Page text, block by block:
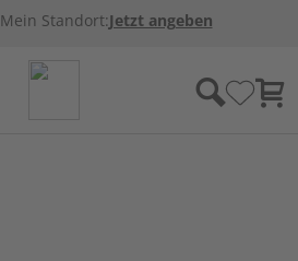
Mein Standort:Jetzt angeben